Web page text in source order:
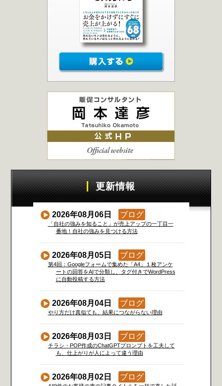
更新情報
2026年08月06日 ブログ
「自社の強みを知ること」が売上アップの一丁目一
番地！自社の強みを見つける方法
2026年08月05日 ブログ
第4回：Googleフォームで集めた「A4」１枚アンケ
ートの回答をAIで分類し、タグ付きでWordPress
に自動投稿する方法
2026年08月04日 ブログ
やり方だけ真似ても、結果につながらない理由
2026年08月03日 ブログ
チラシ・POP作成のChatGPTプロンプトを工夫して
も、仕上がりが人によって違う理由
2026年08月02日 ブログ